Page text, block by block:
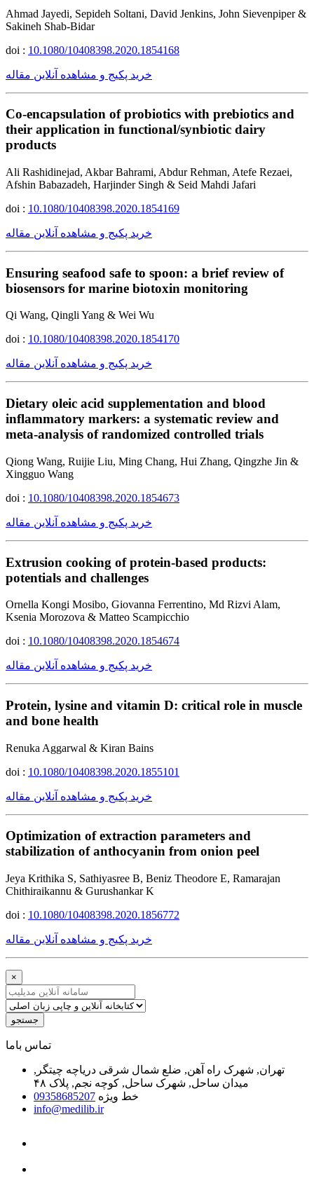
Ahmad Jayedi, Sepideh Soltani, David Jenkins, John Sievenpiper &
Sakineh Shab-Bidar
doi : 10.1080/10408398.2020.1854168
خرید پکیج و مشاهده آنلاین مقاله
Co-encapsulation of probiotics with prebiotics and
their application in functional/synbiotic dairy
products
Ali Rashidinejad, Akbar Bahrami, Abdur Rehman, Atefe Rezaei,
Afshin Babazadeh, Harjinder Singh & Seid Mahdi Jafari
doi : 10.1080/10408398.2020.1854169
خرید پکیج و مشاهده آنلاین مقاله
Ensuring seafood safe to spoon: a brief review of
biosensors for marine biotoxin monitoring
Qi Wang, Qingli Yang & Wei Wu
doi : 10.1080/10408398.2020.1854170
خرید پکیج و مشاهده آنلاین مقاله
Dietary oleic acid supplementation and blood
inflammatory markers: a systematic review and
meta-analysis of randomized controlled trials
Qiong Wang, Ruijie Liu, Ming Chang, Hui Zhang, Qingzhe Jin &
Xingguo Wang
doi : 10.1080/10408398.2020.1854673
خرید پکیج و مشاهده آنلاین مقاله
Extrusion cooking of protein-based products:
potentials and challenges
Ornella Kongi Mosibo, Giovanna Ferrentino, Md Rizvi Alam,
Ksenia Morozova & Matteo Scampicchio
doi : 10.1080/10408398.2020.1854674
خرید پکیج و مشاهده آنلاین مقاله
Protein, lysine and vitamin D: critical role in muscle
and bone health
Renuka Aggarwal & Kiran Bains
doi : 10.1080/10408398.2020.1855101
خرید پکیج و مشاهده آنلاین مقاله
Optimization of extraction parameters and
stabilization of anthocyanin from onion peel
Jeya Krithika S, Sathiyasree B, Beniz Theodore E, Ramarajan
Chithiraikannu & Gurushankar K
doi : 10.1080/10408398.2020.1856772
خرید پکیج و مشاهده آنلاین مقاله
×
جستجو
ﺗﻤﺎﺱ ﺑﺎﻣﺎ
تهران, شهرک راه آهن, ضلع شمال شرقی دریاچه چیتگر,
میدان ساحل, شهرک ساحل, کوچه نجم, پلاک ۴۸
خط ویژه 09358685207
info@medilib.ir